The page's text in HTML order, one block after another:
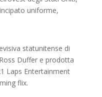
uniforme,
statunitense di
Duffer e prodotta
Laps Entertainment
flix.